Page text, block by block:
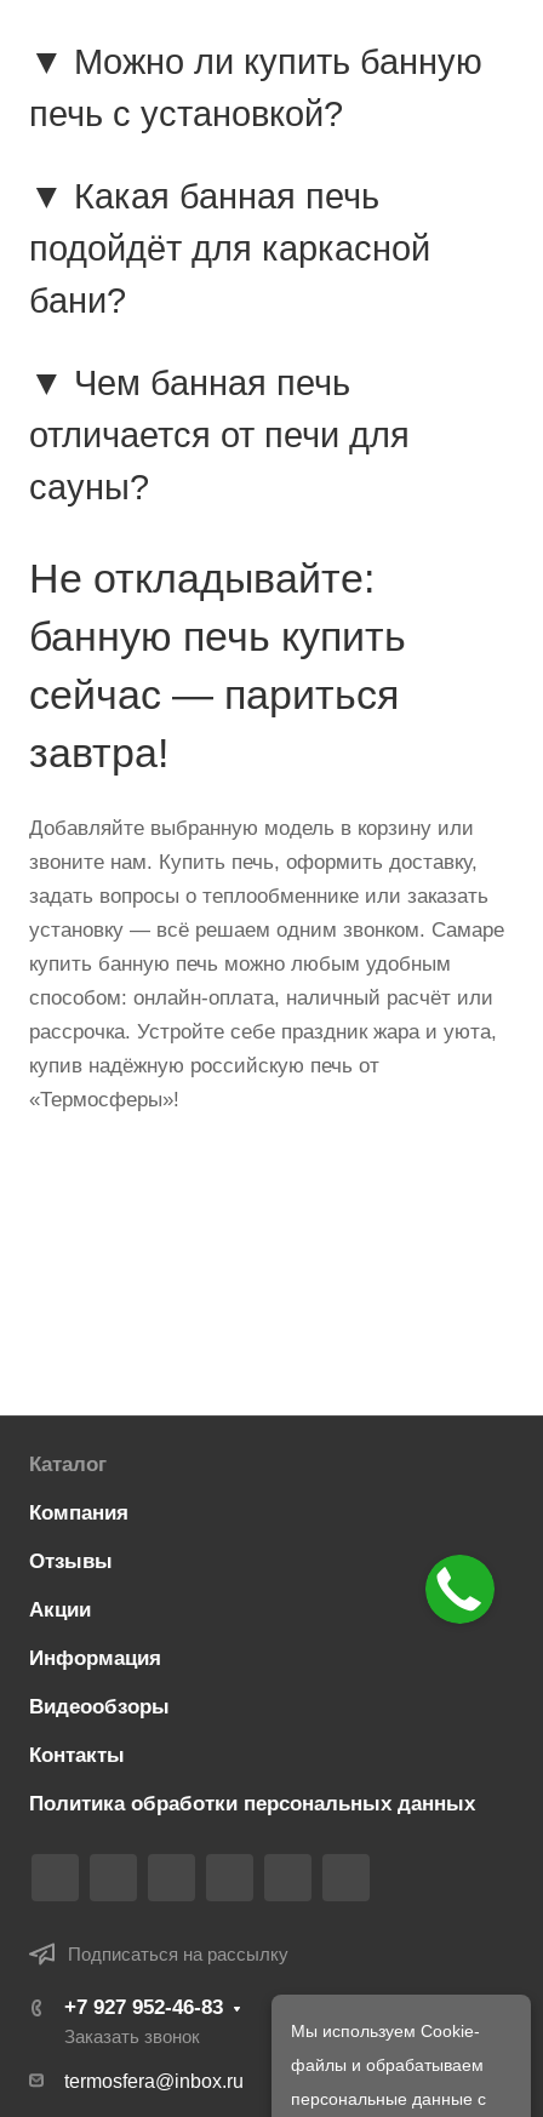
▼ Можно ли купить банную
печь с установкой?
▼ Какая банная печь
подойдёт для каркасной
бани?
▼ Чем банная печь
отличается от печи для
сауны?
Не откладывайте:
банную печь купить
сейчас — париться
завтра!
Добавляйте выбранную модель в корзину или
звоните нам. Купить печь, оформить доставку,
задать вопросы о теплообменнике или заказать
установку — всё решаем одним звонком. Самаре
купить банную печь можно любым удобным
способом: онлайн-оплата, наличный расчёт или
рассрочка. Устройте себе праздник жара и уюта,
купив надёжную российскую печь от
«Термосферы»!
Каталог
Компания
Отзывы
Акции
Информация
Видеообзоры
Контакты
Политика обработки персональных данных
Подписаться на рассылку
+7 927 952-46-83
Заказать звонок
termosfera@inbox.ru
Мы используем Cookie-
файлы и обрабатываем
персональные данные с